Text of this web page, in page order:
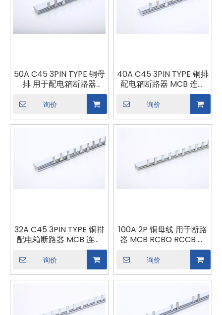
50A C45 3PIN TYPE 铜母
排 用于配电箱断路器
MCB 连接器 母排连接
询价
40A C45 3PIN TYPE 铜排
配电箱断路器 MCB 连接
询价
32A C45 3PIN TYPE 铜排
配电箱断路器 MCB 连接
询价
100A 2P 铜母线 用于断路
器 MCB RCBO RCCB 连
接器 母线连接 断路器组合
询价